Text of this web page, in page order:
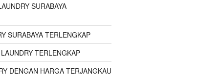
SURABAYA
SURABAYA TERLENGKAP
TERLENGKAP
DENGAN HARGA TERJANGKAU